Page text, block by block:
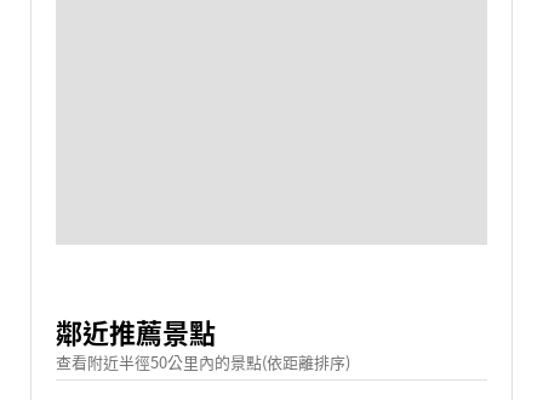
鄰近推薦景點
查看附近半徑50公里內的景點(依距離排序)